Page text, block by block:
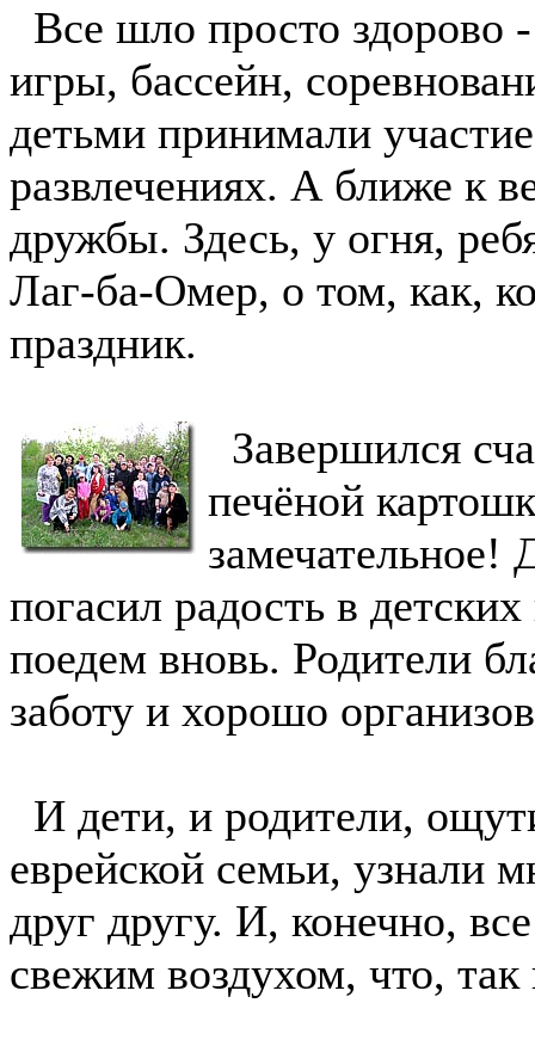
Все шло просто здорово
игры, бассейн,
детьми принимали
развлечениях. А ближе к
дружбы. Здесь, у огня,
Лаг-ба-Омер, о том, как,
праздник.
Завершился
печёной
замечательное!
погасил радость в
поедем вновь. Родители
заботу и хорошо
И дети, и родители,
еврейской семьи, узнали
друг другу. И, конечно,
свежим воздухом, что,